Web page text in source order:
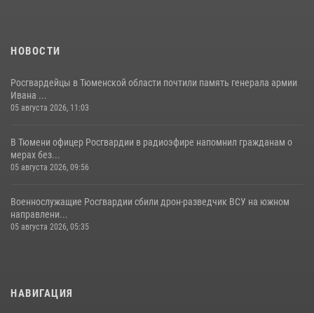
НОВОСТИ
Росгвардейцы в Тюменской области почтили память генерала армии
Ивана ...
05 августа 2026, 11:03
В Тюмени офицер Росгвардии в радиоэфире напомнил гражданам о
мерах без...
05 августа 2026, 09:56
Военнослужащие Росгвардии сбили дрон-разведчик ВСУ на южном
направлени...
05 августа 2026, 05:35
НАВИГАЦИЯ